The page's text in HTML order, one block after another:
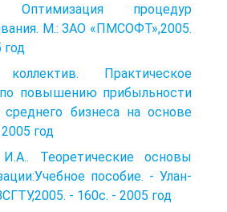
Оптимизация процедур
М.: ЗАО «ПМСОФТ»,2005.
год
Практическое
повышению прибыльности
среднего бизнеса на основе
год
Теоретические основы
пособие. - Улан-
- 160с. - 2005 год